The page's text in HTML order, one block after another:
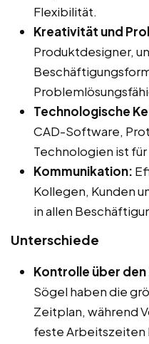
Flexibilität.
Kreativität und
Produktdesigner,
Technologische
CAD-Software,
Technologien ist
Kommunikation:
Kollegen, Kunden
in allen
Unterschiede
Kontrolle über
Sögel haben die
Zeitplan, während
feste Arbeitszeiten